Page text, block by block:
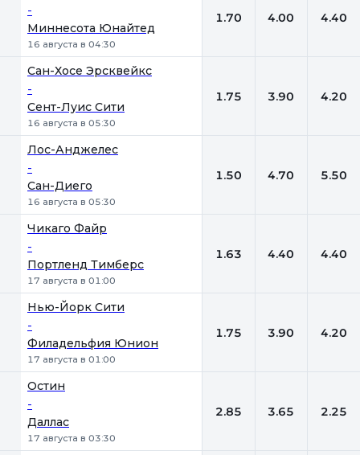
-
Миннесота Юнайтед
16 августа в 04:30
1.70 4.00 4.40
Сан-Хосе Эрсквейкс
-
Сент-Луис Сити
16 августа в 05:30
1.75 3.90 4.20
Лос-Анджелес
-
Сан-Диего
16 августа в 05:30
1.50 4.70 5.50
Чикаго Файр
-
Портленд Тимберс
17 августа в 01:00
1.63 4.40 4.40
Нью-Йорк Сити
-
Филадельфия Юнион
17 августа в 01:00
1.75 3.90 4.20
Остин
-
Даллас
17 августа в 03:30
2.85 3.65 2.25